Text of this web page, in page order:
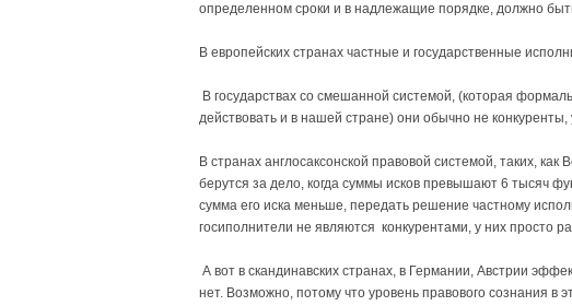
определенном сроки и в надлежащие порядке, должно
В европейских странах частные и государственные
В государствах со смешанной системой, (которая
действовать и в нашей стране) они обычно не
В странах англосаксонской правовой системой, таких,
берутся за дело, когда суммы исков превышают 6 тысяч
сумма его иска меньше, передать решение частному
госиполнители не являются конкурентами, у них просто
А вот в скандинавских странах, в Германии, Австрии
нет. Возможно, потому что уровень правового сознания в